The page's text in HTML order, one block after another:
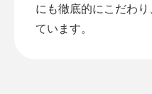
にも徹底的にこだわ
ています。